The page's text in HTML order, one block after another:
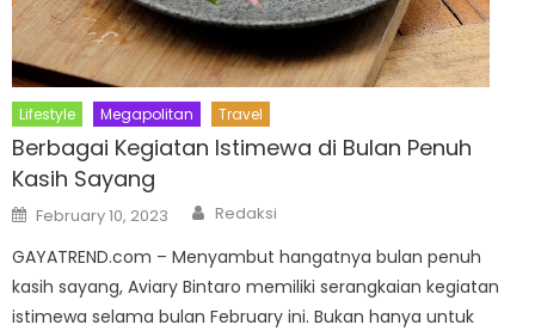
Lifestyle Megapolitan Travel
Berbagai Kegiatan Istimewa di Bulan Penuh
Kasih Sayang
Posted
on
February 10, 2023 Author
Redaksi
GAYATREND.com – Menyambut hangatnya bulan penuh
kasih sayang, Aviary Bintaro memiliki serangkaian kegiatan
istimewa selama bulan February ini. Bukan hanya untuk